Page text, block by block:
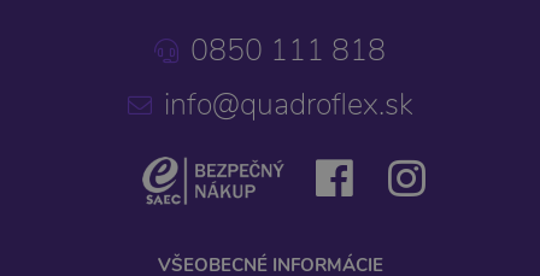
0850 111 818
info@quadroflex.sk
VŠEOBECNÉ INFORMÁCIE